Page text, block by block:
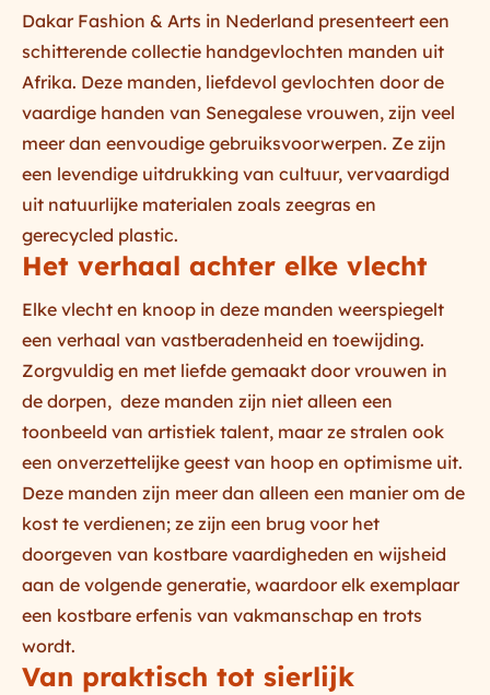
Dakar Fashion & Arts in Nederland presenteert een
schitterende collectie handgevlochten manden uit
Afrika. Deze manden, liefdevol gevlochten door de
vaardige handen van Senegalese vrouwen, zijn veel
meer dan eenvoudige gebruiksvoorwerpen. Ze zijn
een levendige uitdrukking van cultuur, vervaardigd
uit natuurlijke materialen zoals zeegras en
gerecycled plastic.
Het verhaal achter elke vlecht
Elke vlecht en knoop in deze manden weerspiegelt
een verhaal van vastberadenheid en toewijding.
Zorgvuldig en met liefde gemaakt door vrouwen in
de dorpen, deze manden zijn niet alleen een
toonbeeld van artistiek talent, maar ze stralen ook
een onverzettelijke geest van hoop en optimisme uit.
Deze manden zijn meer dan alleen een manier om de
kost te verdienen; ze zijn een brug voor het
doorgeven van kostbare vaardigheden en wijsheid
aan de volgende generatie, waardoor elk exemplaar
een kostbare erfenis van vakmanschap en trots
wordt.
Van praktisch tot sierlijk